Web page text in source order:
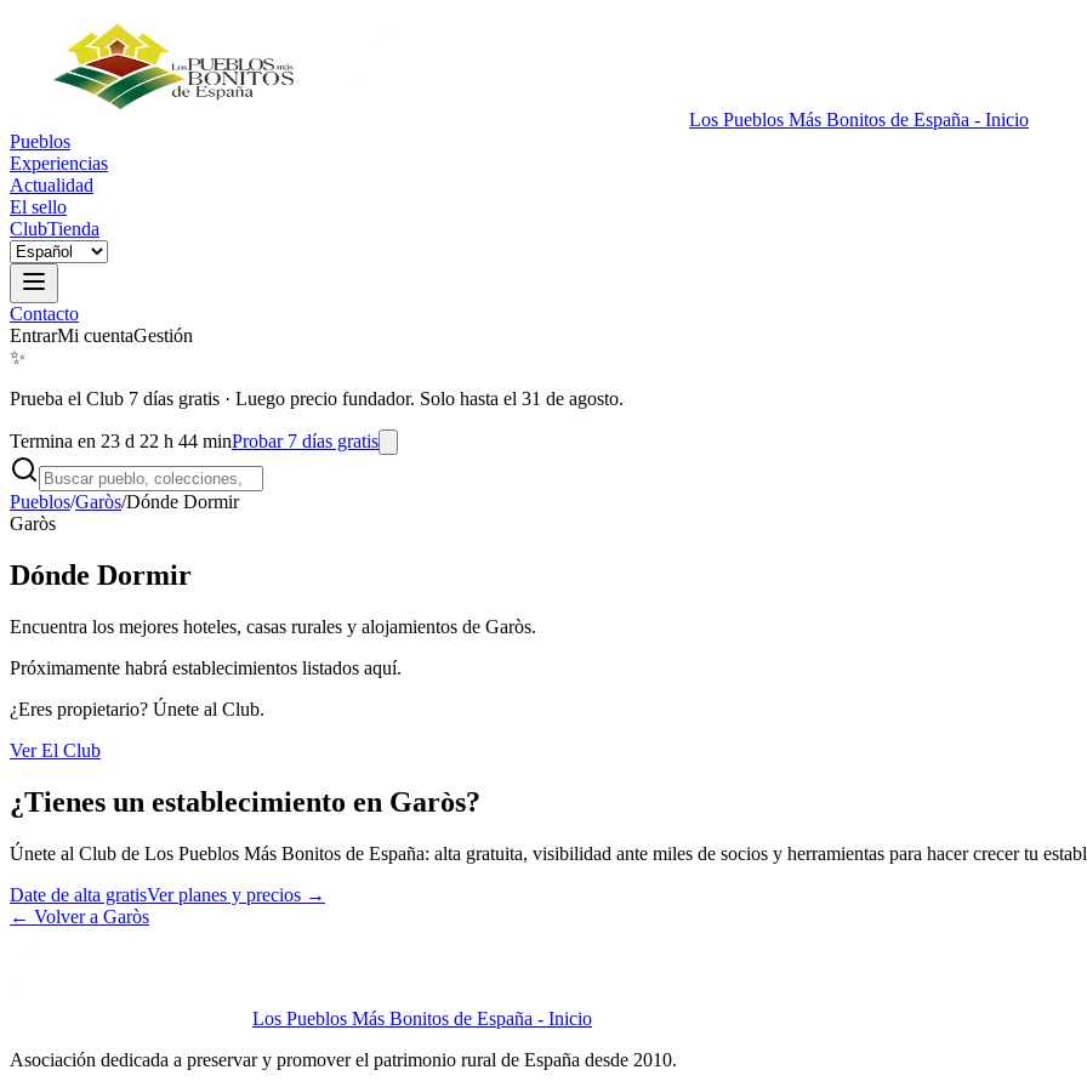
Los Pueblos Más Bonitos de España - Inicio
Pueblos
Experiencias
Actualidad
El sello
ClubTienda
Contacto
EntrarMi cuentaGestión
✨
Prueba el Club 7 días gratis · Luego precio fundador. Solo hasta el 31 de agosto.
Termina en 23 d 22 h 44 minProbar 7 días gratis
Pueblos/Garòs/Dónde Dormir
Garòs
Dónde Dormir
Encuentra los mejores hoteles, casas rurales y alojamientos de Garòs.
Próximamente habrá establecimientos listados aquí.
¿Eres propietario? Únete al Club.
Ver El Club
¿Tienes un establecimiento en Garòs?
Únete al Club de Los Pueblos Más Bonitos de España: alta gratuita, visibilidad ante miles de socios y herramientas para hacer crecer tu
Date de alta gratisVer planes y precios →
← Volver a Garòs
Los Pueblos Más Bonitos de España - Inicio
Asociación dedicada a preservar y promover el patrimonio rural de España desde 2010.